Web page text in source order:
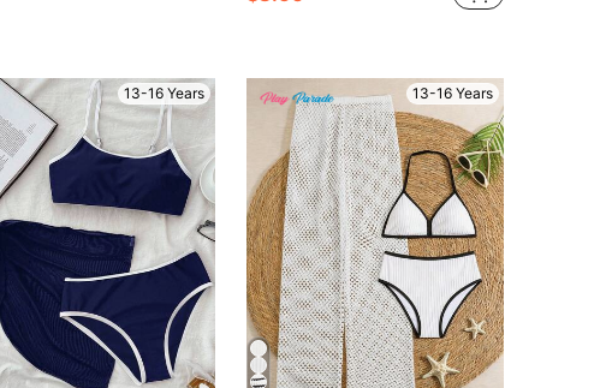
13-16 Years 13-16 Years